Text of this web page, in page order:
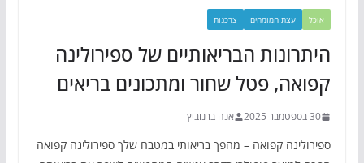
אוכל עצת המומחים צרכנות
היתרונות הבריאותיים של ספירולינה
קפואה, פטל שחור ומתכונים בריאים
30 בספטמבר 2025 אנה ברנוביץ
ספירולינה קפואה – מהפך בריאותי במטבח שלך ספירולינה קפואה